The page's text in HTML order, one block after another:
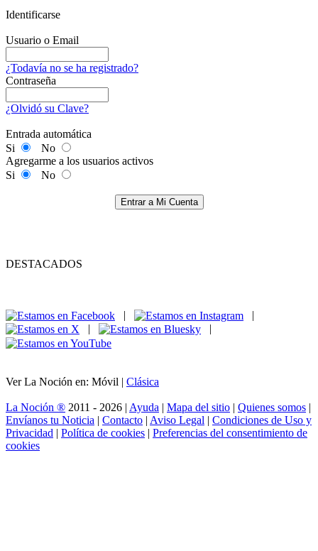
Identificarse
Usuario o Email
¿Todavía no se ha registrado?
Contraseña
¿Olvidó su Clave?
Entrada automática
Si
No
Agregarme a los usuarios activos
Si
No
Entrar a Mi Cuenta
DESTACADOS
|
|
|
|
Ver La Noción en: Móvil | Clásica
La Noción ® 2011 - 2026 | Ayuda | Mapa del sitio | Quienes somos |
Envíanos tu Noticia | Contacto | Aviso Legal | Condiciones de Uso y
Privacidad | Política de cookies | Preferencias del consentimiento de
cookies